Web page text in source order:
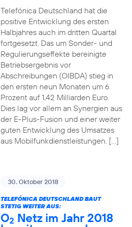
Telefónica Deutschland hat die
positive Entwicklung des ersten
Halbjahres auch im dritten Quartal
fortgesetzt. Das um Sonder- und
Regulierungseffekte bereinigte
Betriebsergebnis vor
Abschreibungen (OIBDA) stieg in
den ersten neun Monaten um 6
Prozent auf 1,42 Milliarden Euro.
Dies lag vor allem an Synergien aus
der E-Plus-Fusion und einer weiter
guten Entwicklung des Umsatzes
aus Mobilfunkdienstleistungen. […]
30. Oktober 2018
TELEFÓNICA DEUTSCHLAND BAUT
STETIG WEITER AUS:
O2 Netz im Jahr 2018